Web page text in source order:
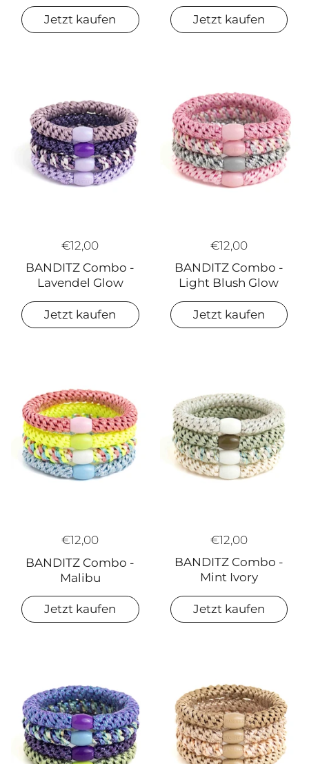
Jetzt kaufen Jetzt kaufen
€12,00
BANDITZ Combo -
Lavendel Glow
Jetzt kaufen
€12,00
BANDITZ Combo -
Light Blush Glow
Jetzt kaufen
€12,00
BANDITZ Combo -
Malibu
Jetzt kaufen
€12,00
BANDITZ Combo -
Mint Ivory
Jetzt kaufen